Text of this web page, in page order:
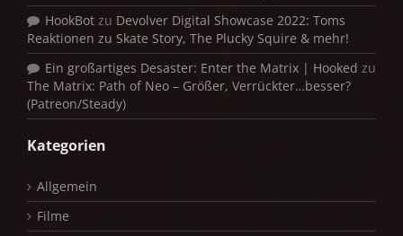
HookBot zu Devolver Digital Showcase 2022: Toms
Reaktionen zu Skate Story, The Plucky Squire & mehr!
Ein großartiges Desaster: Enter the Matrix | Hooked zu
The Matrix: Path of Neo – Größer, Verrückter…besser?
(Patreon/Steady)
Kategorien
Allgemein
Filme